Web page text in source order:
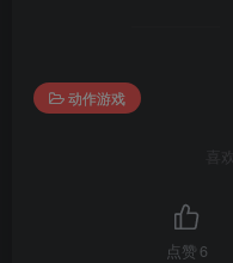
动作游戏
点赞 6